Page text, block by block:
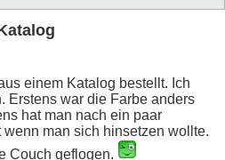
einem Katalog bestellt. Ich
Erstens war die Farbe anders
hat man nach ein paar
man sich hinsetzen wollte.
Couch geflogen.